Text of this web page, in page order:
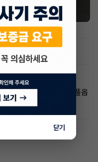
처그래비티(썬룹빠진 풀옵
닫기